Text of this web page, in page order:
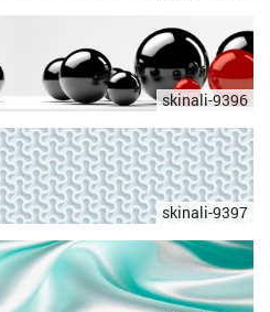
skinali-9396
skinali-9397